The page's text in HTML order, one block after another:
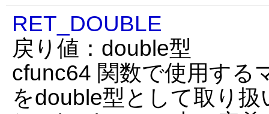
RET_DOUBLE
戻り値：double型
cfunc64 関数で使用する
をdouble型として取り